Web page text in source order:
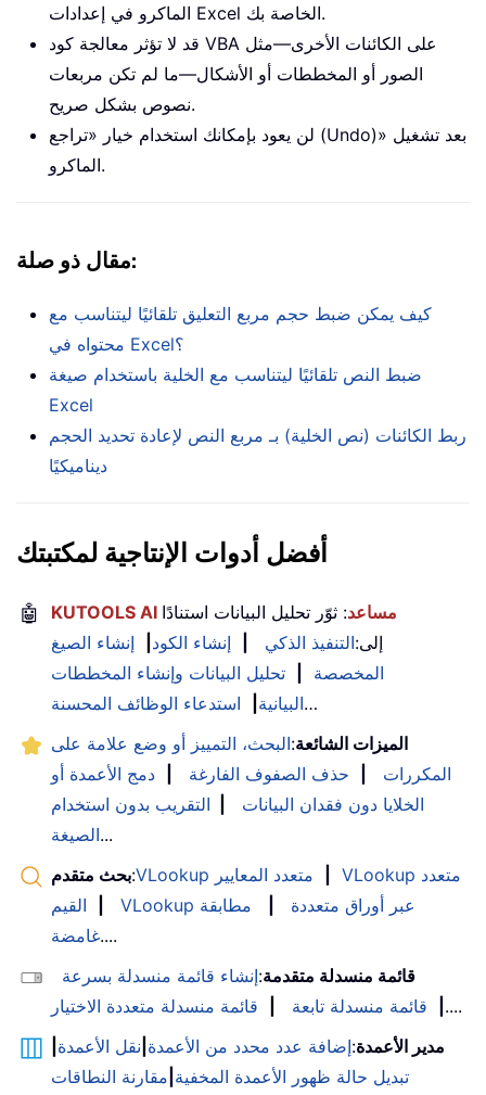
الماكرو في إعدادات Excel الخاصة بك.
قد لا تؤثر معالجة كود VBA على الكائنات الأخرى—مثل
الصور أو المخططات أو الأشكال—ما لم تكن مربعات
نصوص بشكل صريح.
لن يعود بإمكانك استخدام خيار «تراجع (Undo)» بعد تشغيل
الماكرو.
مقال ذو صلة:
كيف يمكن ضبط حجم مربع التعليق تلقائيًا ليتناسب مع
محتواه في Excel؟
ضبط النص تلقائيًا ليتناسب مع الخلية باستخدام صيغة
Excel
ربط الكائنات (نص الخلية) بـ مربع النص لإعادة تحديد الحجم
ديناميكيًا
أفضل أدوات الإنتاجية لمكتبتك
🤖 KUTOOLS AI مساعد: ثوّر تحليل البيانات استنادًا
إلى:التنفيذ الذكي إنشاء الكود
إنشاء الصيغ
المخصصة
تحليل البيانات وإنشاء المخططات
البيانية
استدعاء الوظائف المحسنة
…
الميزات الشائعة:البحث، التمييز أو وضع علامة على
المكررات
حذف الصفوف الفارغة
دمج الأعمدة أو
الخلايا دون فقدان البيانات
التقريب بدون استخدام
الصيغة...
بحث متقدم: VLookup متعدد المعايير
VLookup متعدد
القيم
VLookup عبر أوراق متعددة
مطابقة
غامضة....
قائمة منسدلة متقدمة:إنشاء قائمة منسدلة بسرعة
قائمة منسدلة تابعة قائمة منسدلة متعددة الاختيار
....
مدير الأعمدة:إضافة عدد محدد من الأعمدة نقل الأعمدة
تبديل حالة ظهور الأعمدة المخفية مقارنة النطاقات